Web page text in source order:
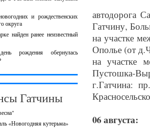
и рождественских
округа
найден ранее неизвестный
рождения обернулась
Гатчины
«Новогодняя кутерьма»
автодорога
Гатчину,
на участке
Ополье (от
на участке
Пустошка-
г.Гатчина:
06 августа: